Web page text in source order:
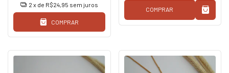
2 x de R$24,95 sem juros
COMPRAR
COMPRAR